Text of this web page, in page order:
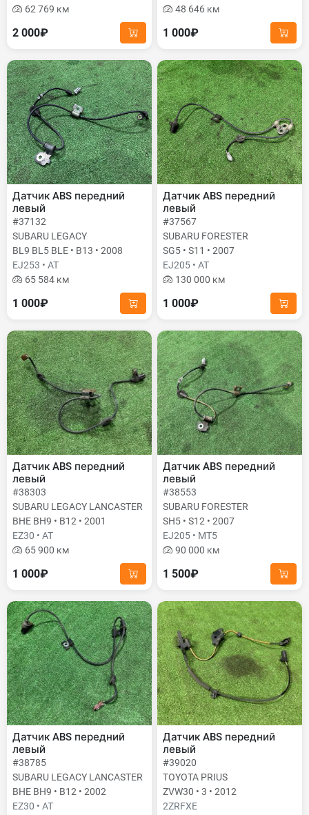
62 769 км
2 000₽
48 646 км
1 000₽
Датчик ABS передний
левый
#37132
SUBARU LEGACY
BL9 BL5 BLE • B13 • 2008
EJ253 • AT
65 584 км
1 000₽
Датчик ABS передний
левый
#37567
SUBARU FORESTER
SG5 • S11 • 2007
EJ205 • AT
130 000 км
1 000₽
Датчик ABS передний
левый
#38303
SUBARU LEGACY LANCASTER
BHE BH9 • B12 • 2001
EZ30 • AT
65 900 км
1 000₽
Датчик ABS передний
левый
#38553
SUBARU FORESTER
SH5 • S12 • 2007
EJ205 • MT5
90 000 км
1 500₽
Датчик ABS передний
левый
#38785
SUBARU LEGACY LANCASTER
BHE BH9 • B12 • 2002
EZ30 • AT
Датчик ABS передний
левый
#39020
TOYOTA PRIUS
ZVW30 • 3 • 2012
2ZRFXE